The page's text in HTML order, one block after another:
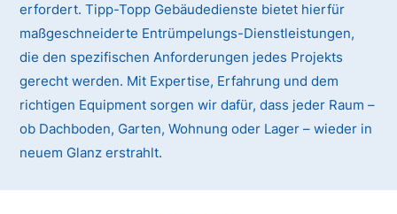
erfordert. Tipp-Topp Gebäudedienste bietet hierfür
maßgeschneiderte Entrümpelungs-Dienstleistungen,
die den spezifischen Anforderungen jedes Projekts
gerecht werden. Mit Expertise, Erfahrung und dem
richtigen Equipment sorgen wir dafür, dass jeder Raum –
ob Dachboden, Garten, Wohnung oder Lager – wieder in
neuem Glanz erstrahlt.